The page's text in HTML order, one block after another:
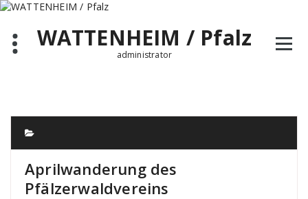
Zum
springenWATTENHEIM / Pfalz
administrator
Aprilwanderung des
Pfälzerwaldvereins